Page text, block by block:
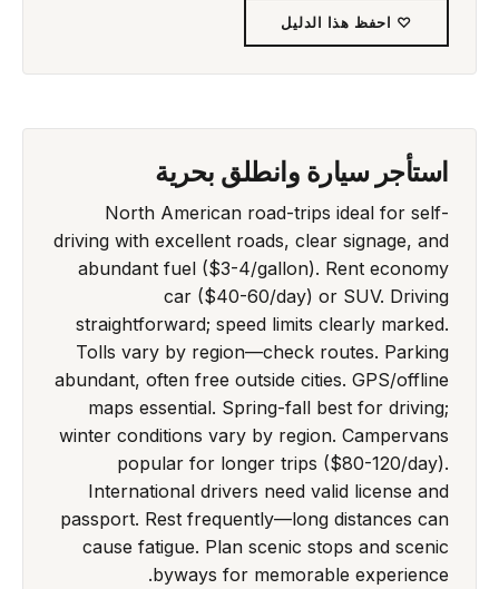
♡ احفظ هذا الدليل
استأجر سيارة وانطلق بحرية
North American road-trips ideal for self-
driving with excellent roads, clear signage, and
abundant fuel ($3-4/gallon). Rent economy
car ($40-60/day) or SUV. Driving
straightforward; speed limits clearly marked.
Tolls vary by region—check routes. Parking
abundant, often free outside cities. GPS/offline
maps essential. Spring-fall best for driving;
winter conditions vary by region. Campervans
popular for longer trips ($80-120/day).
International drivers need valid license and
passport. Rest frequently—long distances can
cause fatigue. Plan scenic stops and scenic
byways for memorable experience.